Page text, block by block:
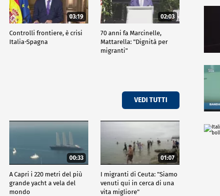
03:19
Controlli frontiere, è crisi
Italia-Spagna
02:03
70 anni fa Marcinelle,
Mattarella: "Dignità per
migranti"
VEDI TUTTI
00:33
A Capri i 220 metri del più
grande yacht a vela del
mondo
01:07
I migranti di Ceuta: "Siamo
venuti qui in cerca di una
vita migliore"